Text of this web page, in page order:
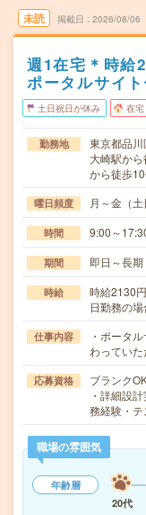
未読 掲載日 2026/08/06
週1在宅＊時給
ポータルサイ
土日祝日が休み 在宅
勤務地
東京都品川
大崎駅か
から徒歩
曜日頻度 月～金（土
時間 9:00～
期間 即日～長
時給
時給2130
日勤務の場
仕事内容
・ポータ
わってい
応募資格
ブランク
・詳細設
務経験・
職場の雰囲気
年齢層
20代